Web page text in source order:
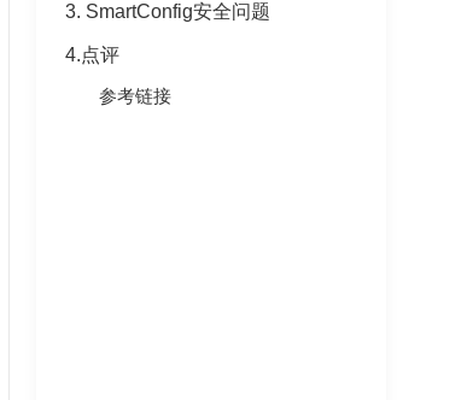
3. SmartConfig安全问题
4.点评
参考链接